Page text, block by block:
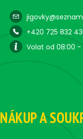
+420 725 832
Volat od 08:00 -
NÁKUP A